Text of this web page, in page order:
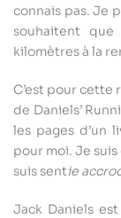
connais pas. Je
souhaitent
kilomètres à la
C’est pour cette
de Daniels’
les pages d’un
pour moi. Je
suis sentie
Jack Daniels